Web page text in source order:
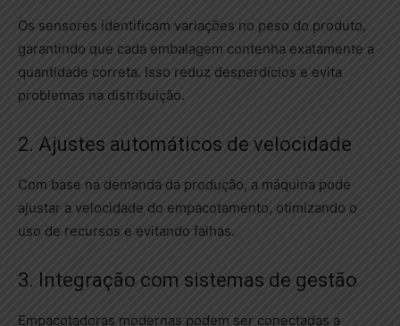
Os sensores identificam variações no peso do produto,
garantindo que cada embalagem contenha exatamente a
quantidade correta. Isso reduz desperdícios e evita
problemas na distribuição.
2. Ajustes automáticos de velocidade
Com base na demanda da produção, a máquina pode
ajustar a velocidade do empacotamento, otimizando o
uso de recursos e evitando falhas.
3. Integração com sistemas de gestão
Empacotadoras modernas podem ser conectadas a